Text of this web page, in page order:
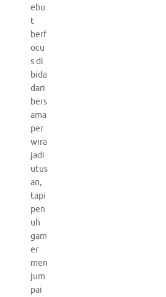
ebu
t
berf
ocu
s di
bida
dari
bers
ama
per
wira
jadi
utus
an,
tapi
pen
uh
gam
er
men
jum
pai